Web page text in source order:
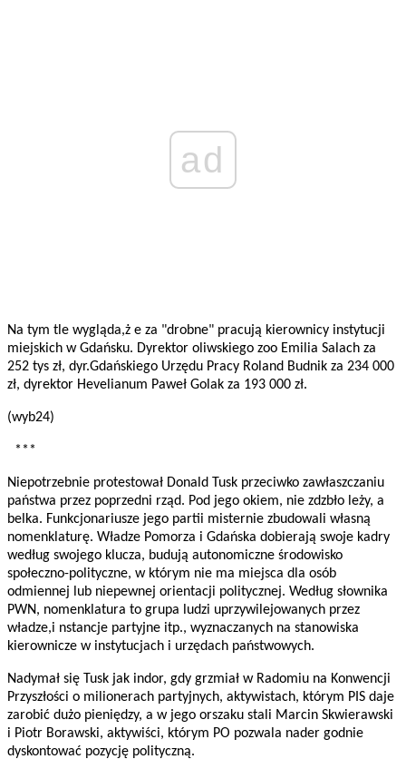
ad
Na tym tle wygląda,ż e za "drobne" pracują kierownicy instytucji
miejskich w Gdańsku. Dyrektor oliwskiego zoo Emilia Salach za
252 tys zł, dyr.Gdańskiego Urzędu Pracy Roland Budnik za 234 000
zł, dyrektor Hevelianum Paweł Golak za 193 000 zł.
(wyb24)
***
Niepotrzebnie protestował Donald Tusk przeciwko zawłaszczaniu
państwa przez poprzedni rząd. Pod jego okiem, nie zdzbło leży, a
belka. Funkcjonariusze jego partii misternie zbudowali własną
nomenklaturę. Władze Pomorza i Gdańska dobierają swoje kadry
według swojego klucza, budują autonomiczne środowisko
społeczno-polityczne, w którym nie ma miejsca dla osób
odmiennej lub niepewnej orientacji politycznej. Według słownika
PWN, nomenklatura to grupa ludzi uprzywilejowanych przez
władze,i nstancje partyjne itp., wyznaczanych na stanowiska
kierownicze w instytucjach i urzędach państwowych.
Nadymał się Tusk jak indor, gdy grzmiał w Radomiu na Konwencji
Przyszłości o milionerach partyjnych, aktywistach, którym PIS daje
zarobić dużo pieniędzy, a w jego orszaku stali Marcin Skwierawski
i Piotr Borawski, aktywiści, którym PO pozwala nader godnie
dyskontować pozycję polityczną.